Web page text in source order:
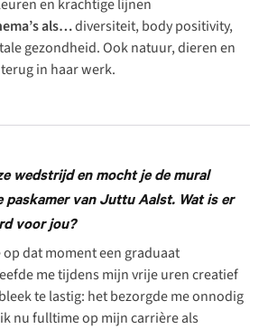
en krachtige lijnen
als…diversiteit, body positivity,
gezondheid. Ook natuur, dieren en
in haar werk.
wedstrijd en mocht je de mural
paskamer van Juttu Aalst. Wat is er
voor jou?
op dat moment een graduaat
me tijdens mijn vrije uren creatief
te lastig: het bezorgde me onnodig
nu fulltime op mijn carrière als